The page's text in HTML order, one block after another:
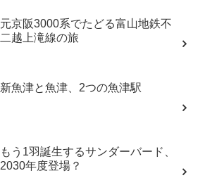
元京阪3000系でたどる富山地鉄不
二越上滝線の旅
新魚津と魚津、2つの魚津駅
もう1羽誕生するサンダーバード、
2030年度登場？